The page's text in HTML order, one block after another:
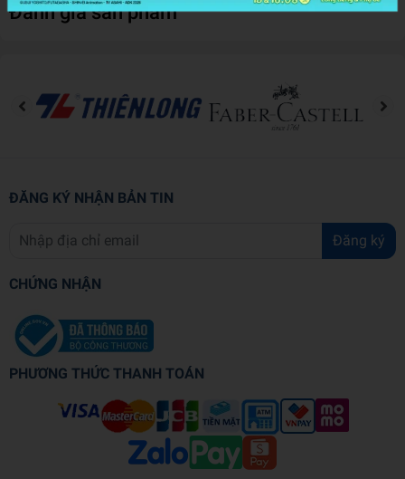
Đánh giá sản phẩm
ĐĂNG KÝ NHẬN BẢN TIN
Đăng ký
CHỨNG NHẬN
PHƯƠNG THỨC THANH TOÁN